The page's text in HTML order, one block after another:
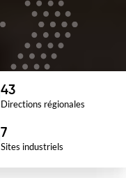
43
Directions régionales
7
Sites industriels